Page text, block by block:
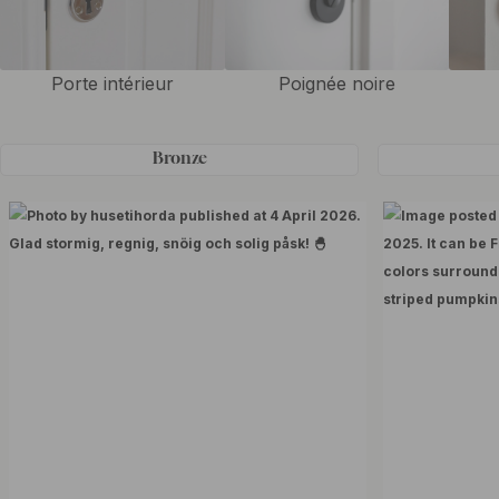
Porte intérieur Poignée noire
Bronze